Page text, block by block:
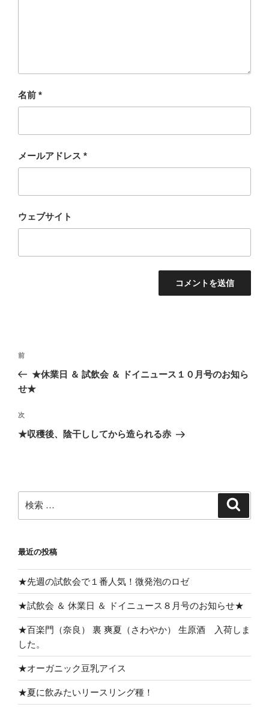
名前 *
メールアドレス *
ウェブサイト
投
ナ
ゲ
ー
過
去
の
稿
前
★休業日 ＆ 試飲会 ＆ ドイニュース１０月号のお知ら
せ★
次
の
次
★収穫後、陰干ししてから造られる赤
検
索:
最近の投稿
★先週の試飲会で１番人気！微発泡のロゼ
★試飲会 ＆ 休業日 ＆ ドイニュース８月号のお知らせ★
★百楽門（奈良） 裏 爽夏（さわやか） 生原酒 入荷しま
した。
★オーガニック豆乳アイス
★夏に飲みたいリースリング種！